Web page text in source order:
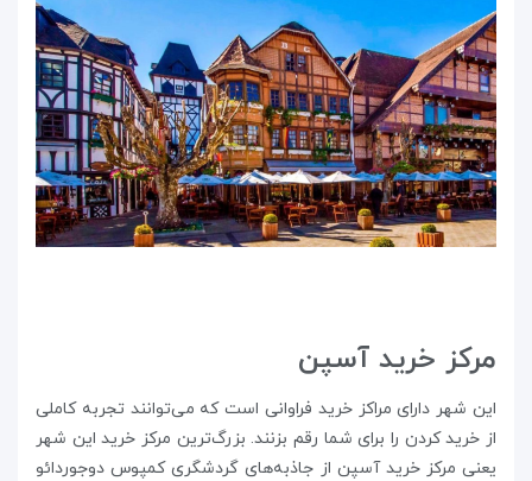
مرکز خرید آسپن
این شهر دارای مراکز خرید فراوانی است که می‌توانند تجربه کاملی
از خرید کردن را برای شما رقم بزنند. بزرگ‌ترین مرکز خرید این شهر
یعنی مرکز خرید آسپن از جاذبه‌های گردشگری کمپوس دوجوردائو